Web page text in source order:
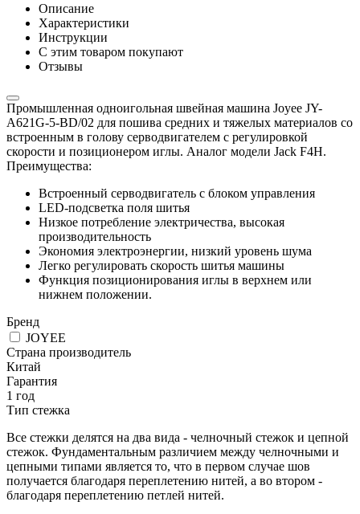
Описание
Характеристики
Инструкции
С этим товаром покупают
Отзывы
Промышленная одноигольная швейная машина Joyee JY-
A621G-5-BD/02 для пошива средних и тяжелых материалов со
встроенным в голову серводвигателем с регулировкой
скорости и позиционером иглы. Аналог модели Jack F4H.
Преимущества:
Встроенный серводвигатель c блоком управления
LED-подсветка поля шитья
Низкое потребление электричества, высокая
производительность
Экономия электроэнергии, низкий уровень шума
Легко регулировать скорость шитья машины
Функция позиционирования иглы в верхнем или
нижнем положении.
Бренд
JOYEE
Страна производитель
Китай
Гарантия
1 год
Тип стежка
Все стежки делятся на два вида - челночный стежок и цепной
стежок. Фундаментальным различием между челночными и
цепными типами является то, что в первом случае шов
получается благодаря переплетению нитей, а во втором -
благодаря переплетению петлей нитей.